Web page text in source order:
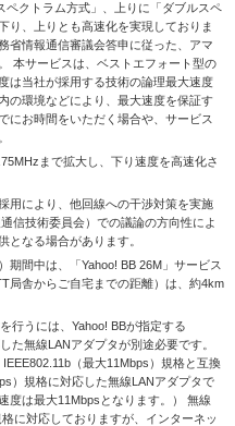
ペクトラム方式」、上りに「ダブルスペ
り、上りとも高速化を実現しておりま
省情報通信審議会答申に従った、アマ
本サービスは、ベストエフォート型の
は当社が採用する技術の論理最大速度
の環境などにより、最大速度を保証す
にお時間をいただく場合や、サービス
まで拡大し、下り速度を高速化さ
用により、他回線への干渉対策を実施
信技術委員会）での議論の方向性によ
となる場合があります。
期間中は、「Yahoo! BB 26M」サービス
局舎からご自宅までの距離）は、約4km
行うには、Yahoo! BBが指定する
た無線LANアダプタが別途必要です。
（最大11Mbps）規格と互換
）規格に対応した無線LANアダプタで
度は最大11Mbpsとなります。） 無線
に対応しておりますが、インターネッ